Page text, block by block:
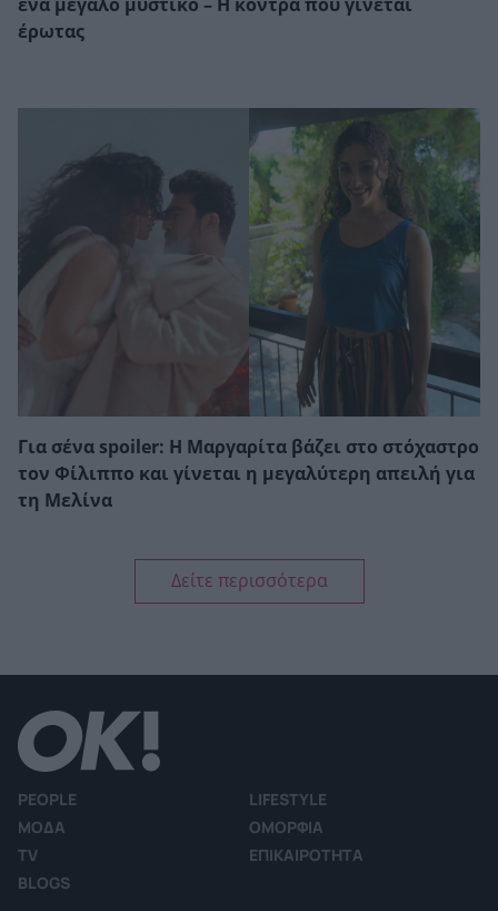
ένα μεγάλο μυστικό – Η κόντρα που γίνεται
έρωτας
Για σένα spoiler: Η Μαργαρίτα βάζει στο στόχαστρο
τον Φίλιππο και γίνεται η μεγαλύτερη απειλή για
τη Μελίνα
Δείτε περισσότερα
PEOPLE
LIFESTYLE
ΜΟΔΑ
ΟΜΟΡΦΙΑ
TV
ΕΠΙΚΑΙΡΟΤΗΤΑ
BLOGS